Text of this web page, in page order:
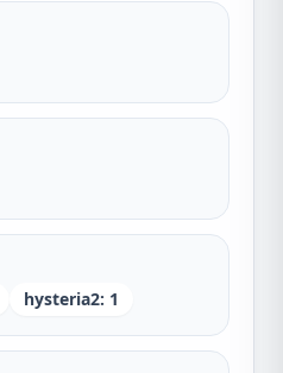
hysteria2: 1